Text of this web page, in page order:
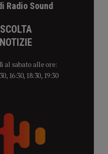
Radio Sound
al sabato alle ore:
16:30, 18:30, 19:30